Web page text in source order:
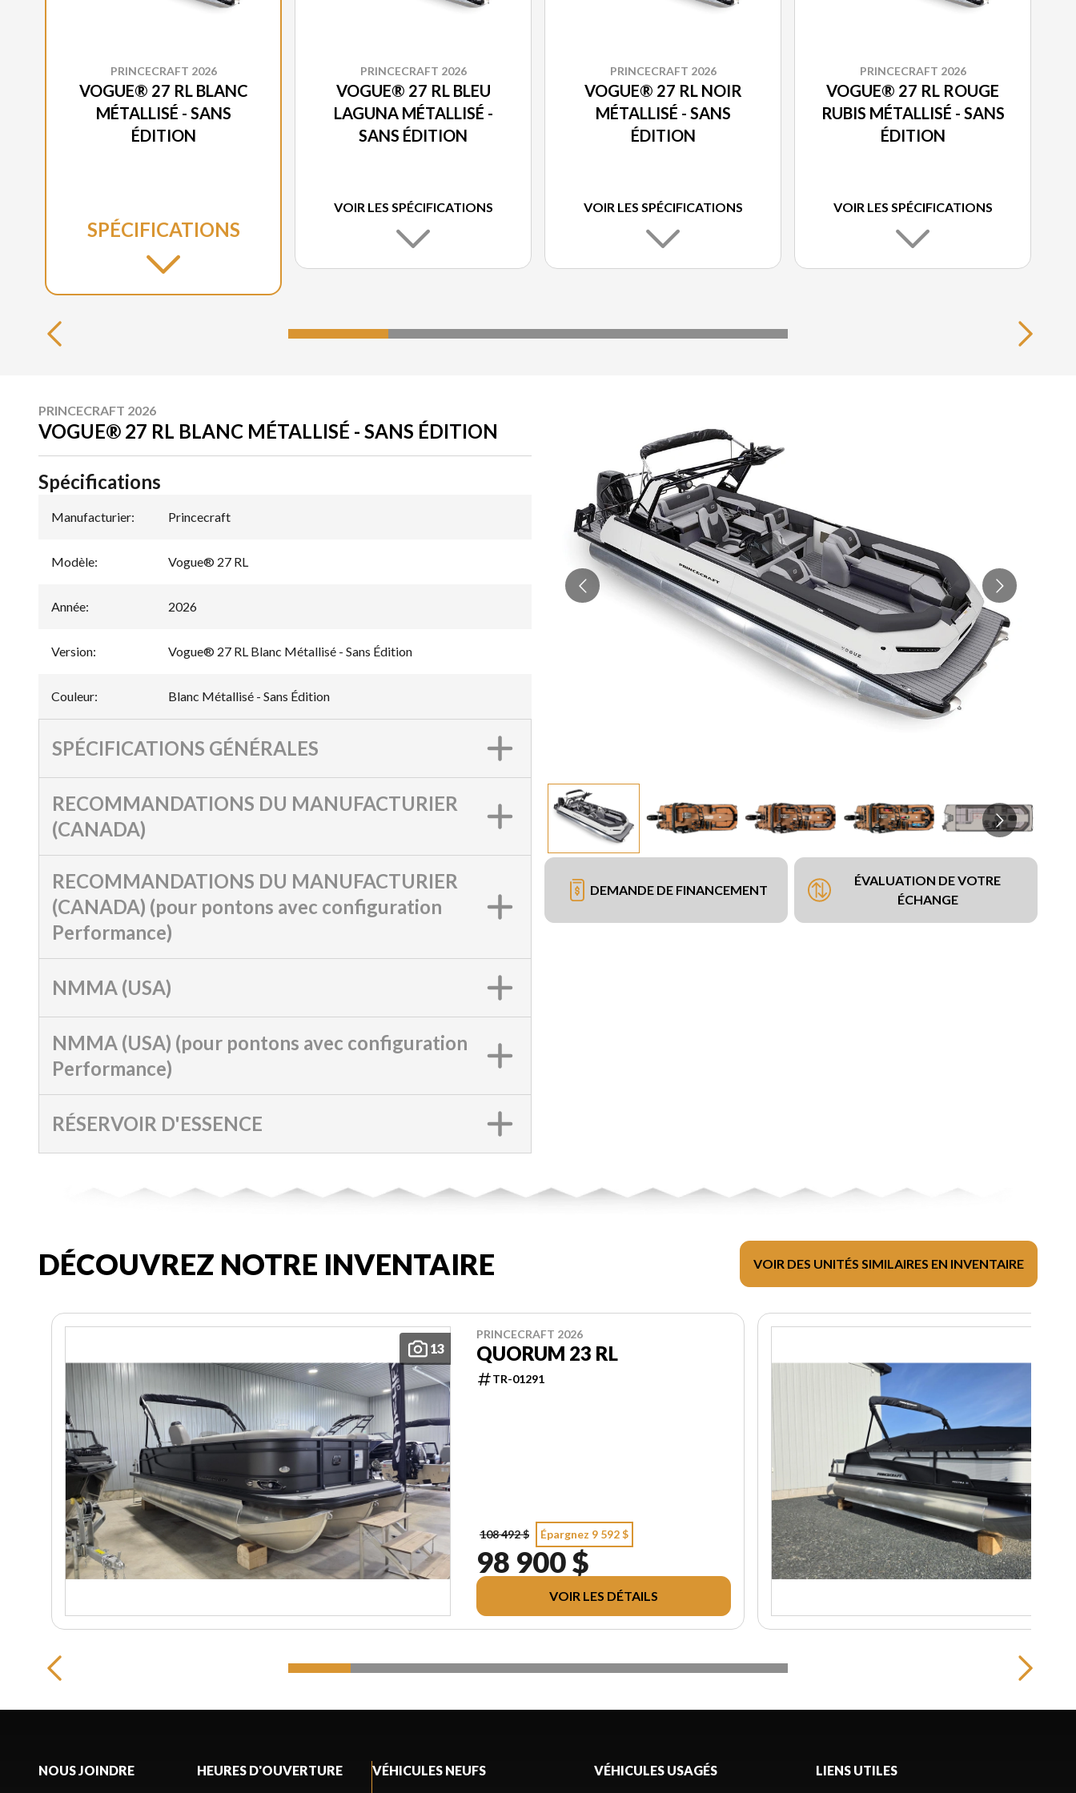
PRINCECRAFT 2026
VOGUE® 27 RL BLANC
MÉTALLISÉ - SANS
ÉDITION
SPÉCIFICATIONS
PRINCECRAFT 2026
VOGUE® 27 RL BLEU
LAGUNA MÉTALLISÉ -
SANS ÉDITION
VOIR LES SPÉCIFICATIONS
PRINCECRAFT 2026
VOGUE® 27 RL NOIR
MÉTALLISÉ - SANS
ÉDITION
VOIR LES SPÉCIFICATIONS
PRINCECRAFT 2026
VOGUE® 27 RL ROUGE
RUBIS MÉTALLISÉ - SANS
ÉDITION
VOIR LES SPÉCIFICATIONS
PRINCECRAFT 2026
VOGUE® 27 RL BLANC MÉTALLISÉ - SANS ÉDITION
DEMANDE DE FINANCEMENT
ÉVALUATION DE VOTRE
ÉCHANGE
Spécifications
Manufacturier: Princecraft
Modèle: Vogue® 27 RL
Année: 2026
Version: Vogue® 27 RL Blanc Métallisé - Sans Édition
Couleur: Blanc Métallisé - Sans Édition
SPÉCIFICATIONS GÉNÉRALES
RECOMMANDATIONS DU MANUFACTURIER
(CANADA)
RECOMMANDATIONS DU MANUFACTURIER
(CANADA) (pour pontons avec configuration
Performance)
NMMA (USA)
NMMA (USA) (pour pontons avec configuration
Performance)
RÉSERVOIR D'ESSENCE
DÉCOUVREZ NOTRE INVENTAIRE VOIR DES UNITÉS SIMILAIRES EN INVENTAIRE
13
PRINCECRAFT 2026
QUORUM 23 RL
TR-01291
108 492 $ Épargnez 9 592 $
98 900 $
VOIR LES DÉTAILS
NOUS JOINDRE HEURES D'OUVERTURE VÉHICULES NEUFS VÉHICULES USAGÉS LIENS UTILES